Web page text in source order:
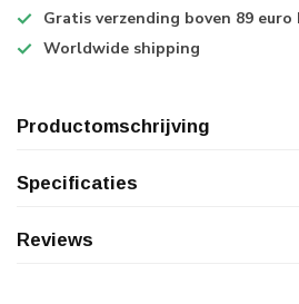
Gratis verzending boven 89 euro
Worldwide shipping
Productomschrijving
Specificaties
Reviews